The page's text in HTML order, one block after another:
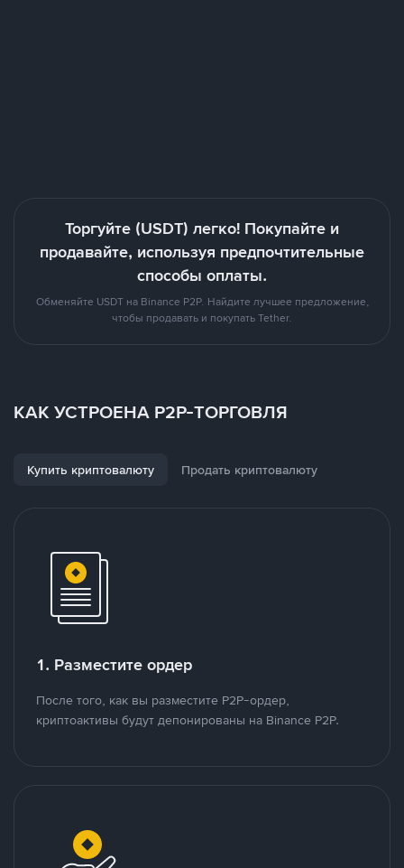
Торгуйте (USDT) легко! Покупайте и
продавайте, используя предпочтительные
способы оплаты.
Обменяйте USDT на Binance P2P. Найдите лучшее предложение,
чтобы продавать и покупать Tether.
КАК УСТРОЕНА P2P-ТОРГОВЛЯ
Купить криптовалюту Продать криптовалюту
1. Разместите ордер
После того, как вы разместите P2P-ордер,
криптоактивы будут депонированы на Binance P2P.